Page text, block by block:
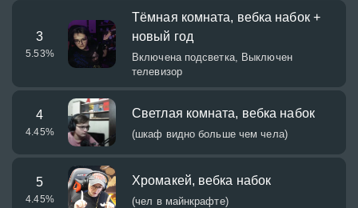
3
5.53%
Тёмная комната, вебка набок +
новый год
Включена подсветка, Выключен
телевизор
4
4.45%
Светлая комната, вебка набок
(шкаф видно больше чем чела)
5
4.45%
Хромакей, вебка набок
(чел в майнкрафте)